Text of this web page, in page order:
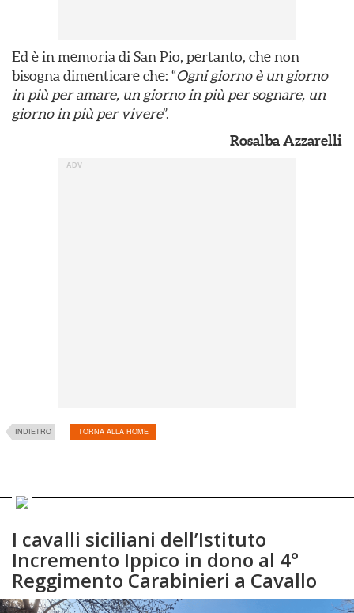
Ed è in memoria di San Pio, pertanto, che non
bisogna dimenticare che: “Ogni giorno è un giorno
in più per amare, un giorno in più per sognare, un
giorno in più per vivere”.
Rosalba Azzarelli
INDIETRO TORNA ALLA HOME
I cavalli siciliani dell’Istituto
Incremento Ippico in dono al 4°
Reggimento Carabinieri a Cavallo